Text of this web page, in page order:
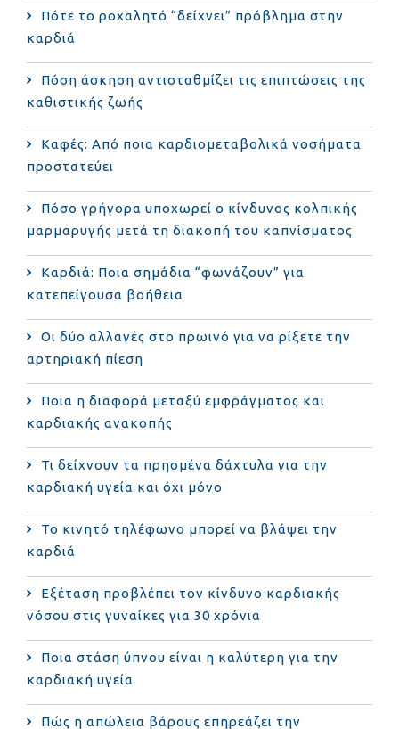
Πότε το ροχαλητό “δείχνει” πρόβλημα στην
καρδιά
Πόση άσκηση αντισταθμίζει τις επιπτώσεις της
καθιστικής ζωής
Καφές: Από ποια καρδιομεταβολικά νοσήματα
προστατεύει
Πόσο γρήγορα υποχωρεί ο κίνδυνος κολπικής
μαρμαρυγής μετά τη διακοπή του καπνίσματος
Καρδιά: Ποια σημάδια “φωνάζουν” για
κατεπείγουσα βοήθεια
Οι δύο αλλαγές στο πρωινό για να ρίξετε την
αρτηριακή πίεση
Ποια η διαφορά μεταξύ εμφράγματος και
καρδιακής ανακοπής
Τι δείχνουν τα πρησμένα δάχτυλα για την
καρδιακή υγεία και όχι μόνο
Το κινητό τηλέφωνο μπορεί να βλάψει την
καρδιά
Eξέταση προβλέπει τον κίνδυνο καρδιακής
νόσου στις γυναίκες για 30 χρόνια
Ποια στάση ύπνου είναι η καλύτερη για την
καρδιακή υγεία
Πώς η απώλεια βάρους επηρεάζει την